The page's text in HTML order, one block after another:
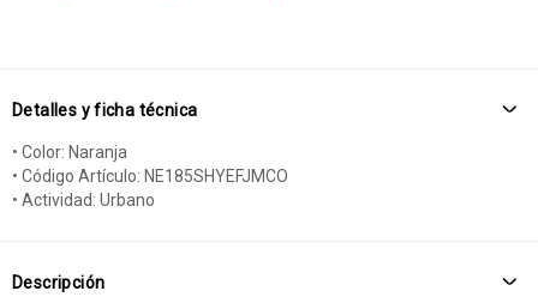
Detalles y ficha técnica
• Color: Naranja
• Código Artículo: NE185SHYEFJMCO
• Actividad: Urbano
Descripción